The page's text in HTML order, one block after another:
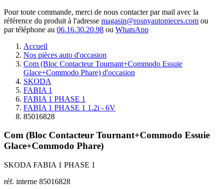
Pour toute commande, merci de nous contacter par mail avec la
référence du produit à l'adresse magasin@rosnyautopieces.com ou
par téléphone au 06.16.30.20.98 ou WhatsApp
Accueil
Nos pièces auto d'occasion
Com (Bloc Contacteur Tournant+Commodo Essuie
Glace+Commodo Phare) d'occasion
SKODA
FABIA 1
FABIA 1 PHASE 1
FABIA 1 PHASE 1 1.2i - 6V
85016828
Com (Bloc Contacteur Tournant+Commodo Essuie
Glace+Commodo Phare)
SKODA FABIA 1 PHASE 1
réf. interne 85016828